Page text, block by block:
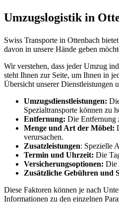
Umzugslogistik in
Swiss Transporte in Ottenbach
davon in unsere Hände geben
Wir verstehen, dass jeder Umzug
steht Ihnen zur Seite, um Ihnen in
Übersicht unserer Dienstleistungen
Umzugsdienstleistungen:
Spezialtransporte können zu
Entfernung: Die Entfernung
Menge und Art der Möbel:
verursachen.
Zusatzleistungen: Spezielle
Termin und Uhrzeit: Die
Versicherungsoptionen: Die
Zusätzliche Gebühren und
Diese Faktoren können je nach
Informationen zu den einzelnen